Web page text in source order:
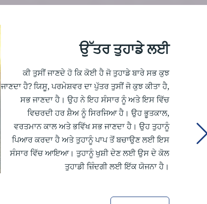
ਉੱਤਰ ਤੁਹਾਡੇ ਲਈ
ਕੀ ਤੁਸੀਂ ਜਾਣਦੇ ਹੋ ਕਿ ਕੋਈ ਹੈ ਜੋ ਤੁਹਾਡੇ ਬਾਰੇ ਸਭ ਕੁਝ
ਜਾਣਦਾ ਹੈ? ਯਿਸੂ, ਪਰਮੇਸ਼ਵਰ ਦਾ ਪੁੱਤਰ ਤੁਸੀਂ ਜੋ ਕੁਝ ਕੀਤਾ ਹੈ,
ਸਭ ਜਾਣਦਾ ਹੈ। ਉਹ ਨੇ ਇਹ ਸੰਸਾਰ ਨੂੰ ਅਤੇ ਇਸ ਵਿੱਚ
ਵਿਚਰਦੀ ਹਰ ਸ਼ੈਅ ਨੂੰ ਸਿਰਜਿਆ ਹੈ। ਉਹ ਭੂਤਕਾਲ,
ਵਰਤਮਾਨ ਕਾਲ ਅਤੇ ਭਵਿੱਖ ਸਭ ਜਾਣਦਾ ਹੈ। ਉਹ ਤੁਹਾਨੂੰ
ਪਿਆਰ ਕਰਦਾ ਹੈ ਅਤੇ ਤੁਹਾਨੂੰ ਪਾਪ ਤੋਂ ਬਚਾਉਣ ਲਈ ਇਸ
ਸੰਸਾਰ ਵਿੱਚ ਆਇਆ। ਤੁਹਾਨੂੰ ਖੁਸ਼ੀ ਦੇਣ ਲਈ ਉਸ ਦੇ ਕੋਲ
ਤੁਹਾਡੀ ਜ਼ਿੰਦਗੀ ਲਈ ਇੱਕ ਯੋਜਨਾ ਹੈ।